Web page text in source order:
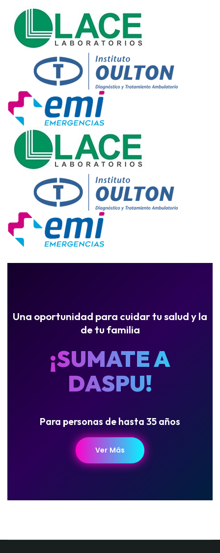
Una oportunidad para cuidar tu salud y la
de tu familia
¡SUMATE A
DASPU!
Para personas de hasta 35 años
Ver Más